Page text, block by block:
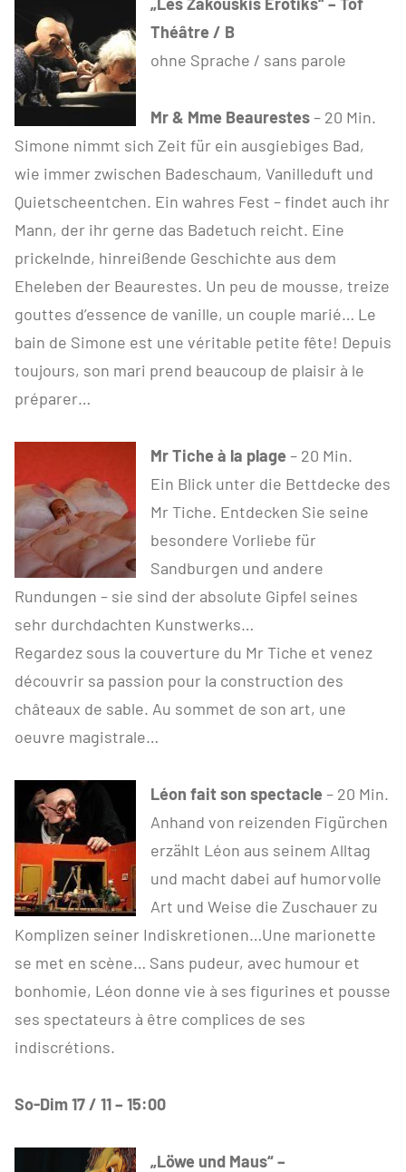
Théâtre / B
ohne Sprache / sans parole
Mr & Mme Beaurestes– 20 Min.
Simone nimmt sich Zeit für ein ausgiebiges Bad,
wie immer zwischen Badeschaum, Vanilleduft und
Quietscheentchen. Ein wahres Fest – findet auch ihr
Mann, der ihr gerne das Badetuch reicht. Eine
prickelnde, hinreißende Geschichte aus dem
Eheleben der Beaurestes. Un peu de mousse, treize
gouttes d’essence de vanille, un couple marié… Le
bain de Simone est une véritable petite fête! Depuis
toujours, son mari prend beaucoup de plaisir à le
préparer…
Mr Tiche à la plage– 20 Min.
Ein Blick unter die Bettdecke des
Mr Tiche. Entdecken Sie seine
besondere Vorliebe für
Sandburgen und andere
Rundungen – sie sind der absolute Gipfel seines
sehr durchdachten Kunstwerks…
Regardez sous la couverture du Mr Tiche et venez
découvrir sa passion pour la construction des
châteaux de sable. Au sommet de son art, une
oeuvre magistrale…
Léon fait son spectacle– 20 Min.
Anhand von reizenden Figürchen
erzählt Léon aus seinem Alltag
und macht dabei auf humorvolle
Art und Weise die Zuschauer zu
Komplizen seiner Indiskretionen…Une marionette
se met en scène… Sans pudeur, avec humour et
bonhomie, Léon donne vie à ses figurines et pousse
ses spectateurs à être complices de ses
indiscrétions.
So-Dim 17 / 11 – 15:00
„Löwe und Maus“ –